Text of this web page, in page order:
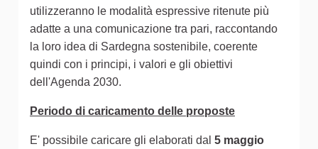
utilizzeranno le modalità espressive ritenute più
adatte a una comunicazione tra pari, raccontando
la loro idea di Sardegna sostenibile, coerente
quindi con i principi, i valori e gli obiettivi
dell'Agenda 2030.
Periodo di caricamento delle proposte
E' possibile caricare gli elaborati dal 5 maggio